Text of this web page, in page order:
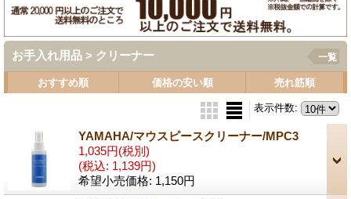
お手入れ用品 > クリーナー 一覧
おすすめ順 価格の安い順 売れ筋順
表示件数:
YAMAHA/マウスピースクリーナー/MPC3
1,035円(税別)
(税込: 1,139円)
希望小売価格: 1,150円